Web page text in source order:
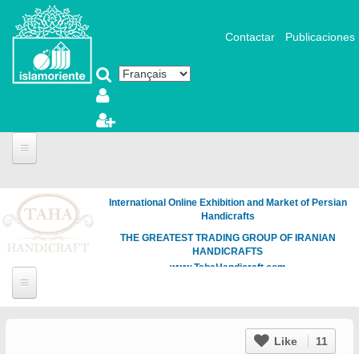
Aller au contenu principal
Contactar Publicaciones
International Online Exhibition and Market of Persian
Handicrafts
THE GREATEST TRADING GROUP OF IRANIAN
HANDICRAFTS
www.TahaHandicraft.com
Like 11